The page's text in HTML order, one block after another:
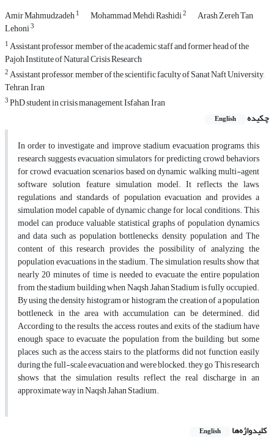
Amir Mahmudzadeh1 Mohammad Mehdi Rashidi2 Arash Zereh Tan
Lehoni3
1Assistant professor, member of the academic staff and former head of the
Pajoh Institute of Natural Crisis Research
2Assistant professor, member of the scientific faculty of Sanat Naft University,
Tehran, Iran
3PhD student in crisis management, Isfahan, Iran
چکیده
English
In order to investigate and improve stadium evacuation programs, this
research suggests evacuation simulators for predicting crowd behaviors
for crowd evacuation scenarios based on dynamic walking multi-agent
software solution, feature simulation model. It reflects the laws,
regulations and standards of population evacuation and provides a
simulation model capable of dynamic change for local conditions. This
model can produce valuable statistical graphs of population dynamics
and data such as population bottlenecks, density, population and The
content of this research provides the possibility of analyzing the
population evacuations in the stadium. The simulation results show that
nearly 20 minutes of time is needed to evacuate the entire population
from the stadium building when Naqsh Jahan Stadium is fully occupied.
By using the density histogram or histogram, the creation of a population
bottleneck in the area with accumulation can be determined. did
According to the results, the access routes and exits of the stadium have
enough space to evacuate the population from the building, but some
places, such as the access stairs to the platforms, did not function easily
during the full-scale evacuation and were blocked. they go This research
shows that the simulation results reflect the real discharge in an
approximate way in Naqsh Jahan Stadium.
کلیدواژه‌ها English